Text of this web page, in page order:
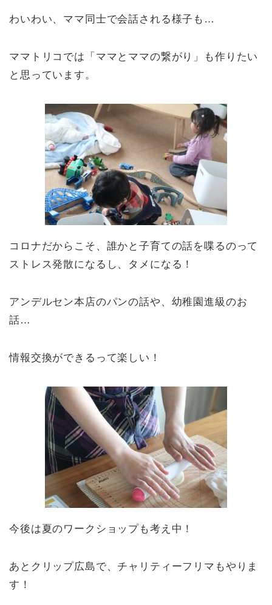
わいわい、ママ同士で会話される様子も…
ママトリコでは「ママとママの繋がり」も作りたい
と思っています。
コロナだからこそ、誰かと子育ての話を喋るのって
ストレス発散になるし、タメになる！
アンデルセン本店のパンの話や、幼稚園進級のお
話…
情報交換ができるって楽しい！
今後は夏のワークショップも考え中！
あとクリップ広島で、チャリティーフリマもやりま
す！